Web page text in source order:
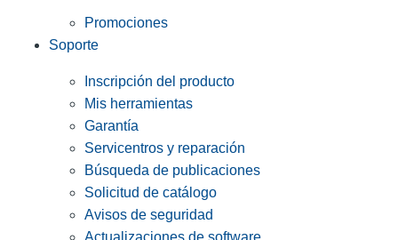
Promociones
Soporte
Inscripción del producto
Mis herramientas
Garantía
Servicentros y reparación
Búsqueda de publicaciones
Solicitud de catálogo
Avisos de seguridad